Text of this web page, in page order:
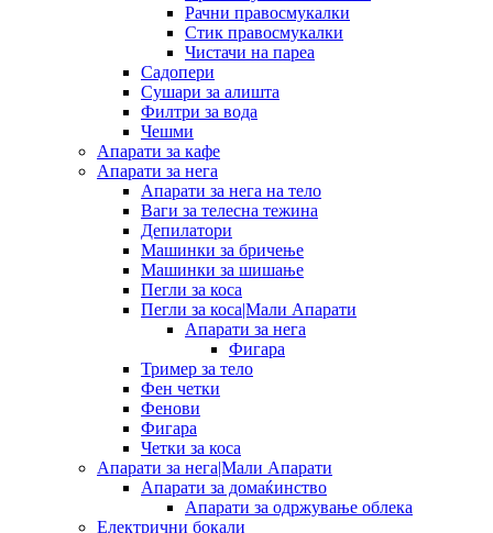
Рачни правосмукалки
Стик правосмукалки
Чистачи на пареа
Садопери
Сушари за алишта
Филтри за вода
Чешми
Апарати за кафе
Апарати за нега
Апарати за нега на тело
Ваги за телесна тежина
Депилатори
Машинки за бричење
Машинки за шишање
Пегли за коса
Пегли за коса|Мали Апарати
Апарати за нега
Фигара
Тример за тело
Фен четки
Фенови
Фигара
Четки за коса
Апарати за нега|Мали Апарати
Апарати за домаќинство
Апарати за одржување облека
Електрични бокали